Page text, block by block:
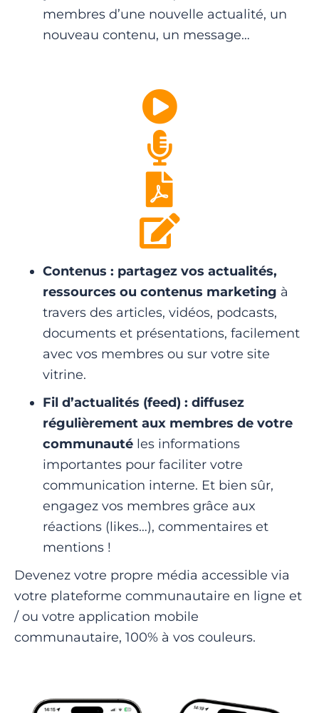
membres d’une nouvelle actualité, un
nouveau contenu, un message…
Contenus : partagez vos actualités,
ressources ou contenus marketing à
travers des articles, vidéos, podcasts,
documents et présentations, facilement
avec vos membres ou sur votre site
vitrine.
Fil d’actualités (feed) : diffusez
régulièrement aux membres de votre
communauté les informations
importantes pour faciliter votre
communication interne. Et bien sûr,
engagez vos membres grâce aux
réactions (likes…), commentaires et
mentions !
Devenez votre propre média accessible via
votre plateforme communautaire en ligne et
/ ou votre application mobile
communautaire, 100% à vos couleurs.